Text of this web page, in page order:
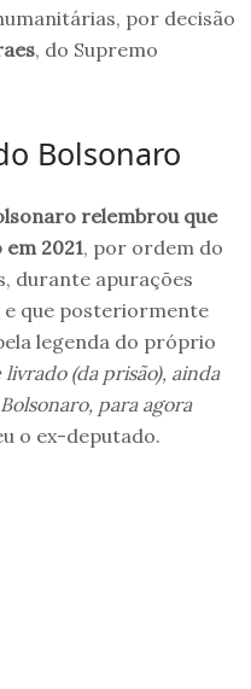
por decisão
, do Supremo
Bolsonaro
relembrou que
2021, por ordem do
durante apurações
que posteriormente
legenda do próprio
livrado (da prisão), ainda
para agora
o ex-deputado.